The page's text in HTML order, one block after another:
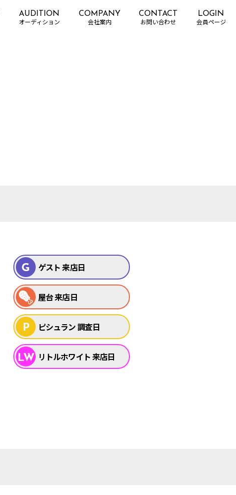
AUDITION COMPANY CONTACT LOGIN
ゲスト 来店日
屋台 来店日
ピシュラン 調査日
リトルホワイト 来店日